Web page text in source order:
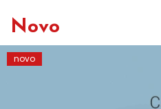
Novo
novo